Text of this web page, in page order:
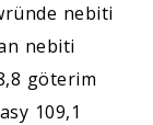
nebiti
nebiti
göterim
109,1